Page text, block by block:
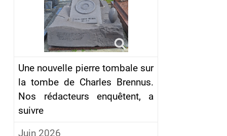
Une nouvelle pierre tombale sur
la tombe de Charles Brennus.
Nos rédacteurs enquêtent, a
suivre
Juin 2026